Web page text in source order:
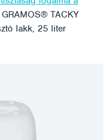
Keresés
GRAMOS® TACKY
lakk, 25 liter